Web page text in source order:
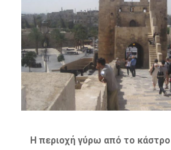
H περιοχή γύρω από το